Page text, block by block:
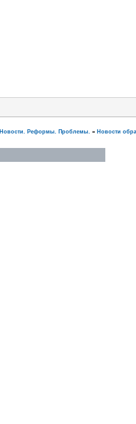
Новости. Реформы. Проблемы. » Новости